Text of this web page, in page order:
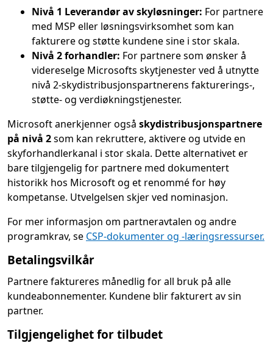
Nivå 1 Leverandør av skyløsninger: For partnere
med MSP eller løsningsvirksomhet som kan
fakturere og støtte kundene sine i stor skala.
Nivå 2 forhandler: For partnere som ønsker å
videreselge Microsofts skytjenester ved å utnytte
nivå 2-skydistribusjonspartnerens fakturerings-,
støtte- og verdiøkningstjenester.
Microsoft anerkjenner også skydistribusjonspartnere
på nivå 2som kan rekruttere, aktivere og utvide en
skyforhandlerkanal i stor skala. Dette alternativet er
bare tilgjengelig for partnere med dokumentert
historikk hos Microsoft og et renommé for høy
kompetanse. Utvelgelsen skjer ved nominasjon.
For mer informasjon om partneravtalen og andre
programkrav, se CSP-dokumenter og -læringsressurser.
Betalingsvilkår
Partnere faktureres månedlig for all bruk på alle
kundeabonnementer. Kundene blir fakturert av sin
partner.
Tilgjengelighet for tilbudet